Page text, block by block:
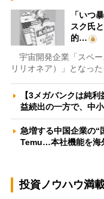
「いつ
スク氏
的…
宇宙開発企業「スペー
リリオネア）」となっ
【3メガバンクは純
益続出の一方で、中
急増する中国企業の
Temu…本社機能を海
投資ノウハウ満